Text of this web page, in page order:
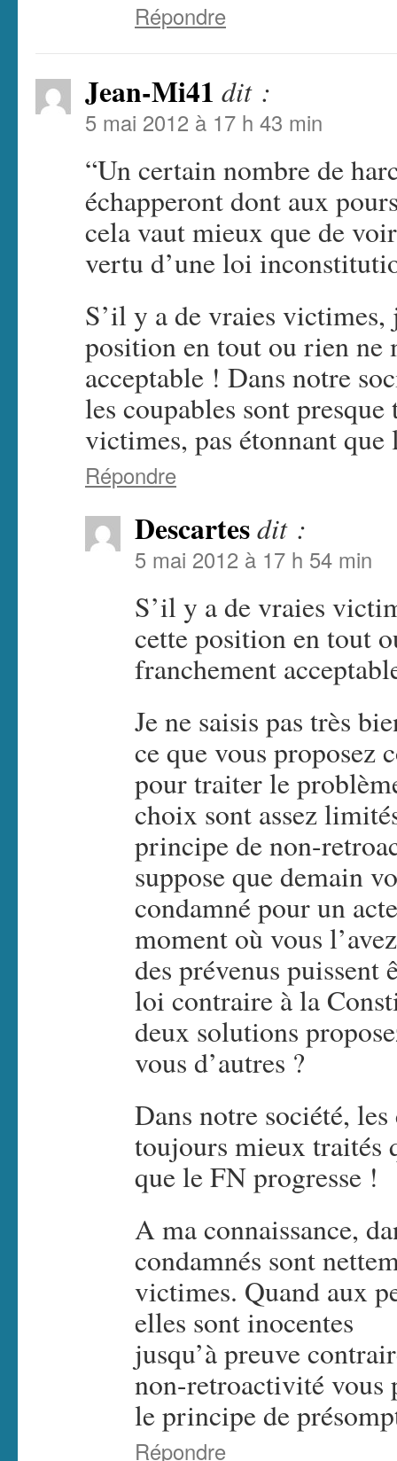
Répondre
Jean-Mi41 dit :
5 mai 2012 à 17 h 43 min
“Un certain nombre de
échapperont dont aux
cela vaut mieux que de
vertu d’une loi
S’il y a de vraies
position en tout ou rien ne
acceptable ! Dans notre
les coupables sont
victimes, pas étonnant
Répondre
Descartesdit :
5 mai 2012 à 17 h 54 min
S’il y a de vraies
cette position en tout
franchement
Je ne saisis pas très
ce que vous proposez
pour traiter le
choix sont assez
principe de non-
suppose que demain
condamné pour un
moment où vous
des prévenus puissent
loi contraire à la
deux solutions
vous d’autres ?
Dans notre société,
toujours mieux traités
que le FN progresse !
A ma connaissance,
condamnés sont
victimes. Quand aux
elles sont inocentes
jusqu’à preuve
non-retroactivité vous
le principe de
Répondre